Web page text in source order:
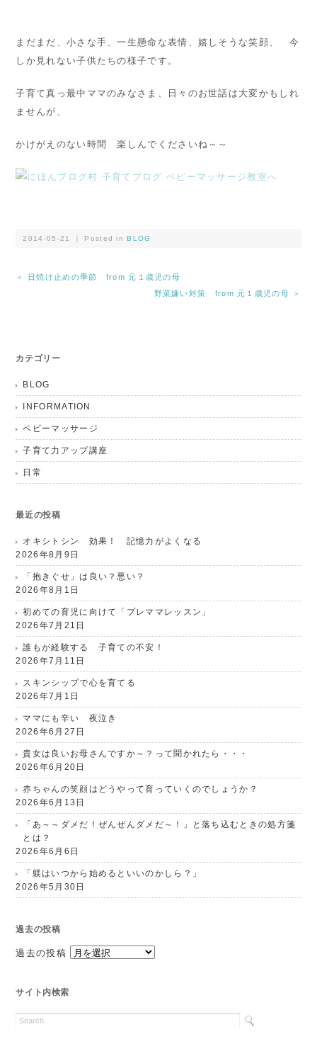
まだまだ、小さな手、一生懸命な表情、嬉しそうな笑顔、 今
しか見れない子供たちの様子です。
子育て真っ最中ママのみなさま、日々のお世話は大変かもしれ
ませんが、
かけがえのない時間 楽しんでくださいね～～
2014-05-21 ｜ Posted inBLOG
＜ 日焼け止めの季節 from 元１歳児の母
野菜嫌い対策 from 元１歳児の母 ＞
カテゴリー
BLOG
INFORMATION
ベビーマッサージ
子育て力アップ講座
日常
最近の投稿
オキシトシン 効果！ 記憶力がよくなる
2026年8月9日
「抱きぐせ」は良い？悪い？
2026年8月1日
初めての育児に向けて「プレママレッスン」
2026年7月21日
誰もが経験する 子育ての不安！
2026年7月11日
スキンシップで心を育てる
2026年7月1日
ママにも辛い 夜泣き
2026年6月27日
貴女は良いお母さんですか～？って聞かれたら・・・
2026年6月20日
赤ちゃんの笑顔はどうやって育っていくのでしょうか？
2026年6月13日
「あ～～ダメだ！ぜんぜんダメだ～！」と落ち込むときの処方箋
とは？
2026年6月6日
「躾はいつから始めるといいのかしら？」
2026年5月30日
過去の投稿
過去の投稿
サイト内検索